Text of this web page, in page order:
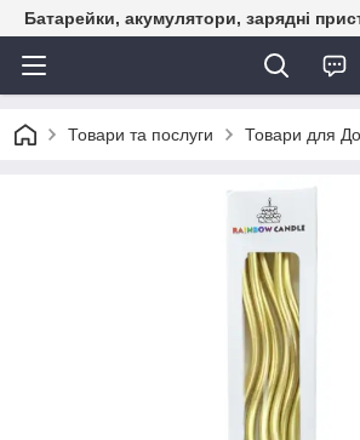
Батарейки, акумулятори, зарядні
Товари та послуги Товари для